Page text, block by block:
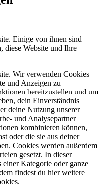
Einige von ihnen sind
diese Website und Ihre
Wir verwenden Cookies
und Anzeigen zu
bereitzustellen und um
dein Einverständnis
deine Nutzung unserer
und Analysepartner
kombinieren können,
oder die sie aus deiner
Cookies werden außerdem
gesetzt. In dieser
Kategorie oder ganze
findest du hier weitere